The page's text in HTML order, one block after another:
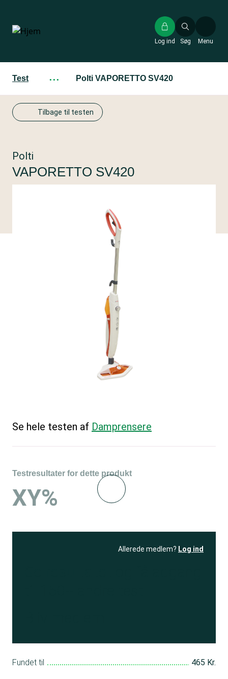
hovedindhold
Søg
Log ind Menu
Test ··· Polti VAPORETTO SV420
Tilbage til testen
Polti
VAPORETTO SV420
Se hele testen af Damprensere
Testresultater for dette produkt
XY%
Allerede medlem? Log ind
Fundet til 465 Kr.